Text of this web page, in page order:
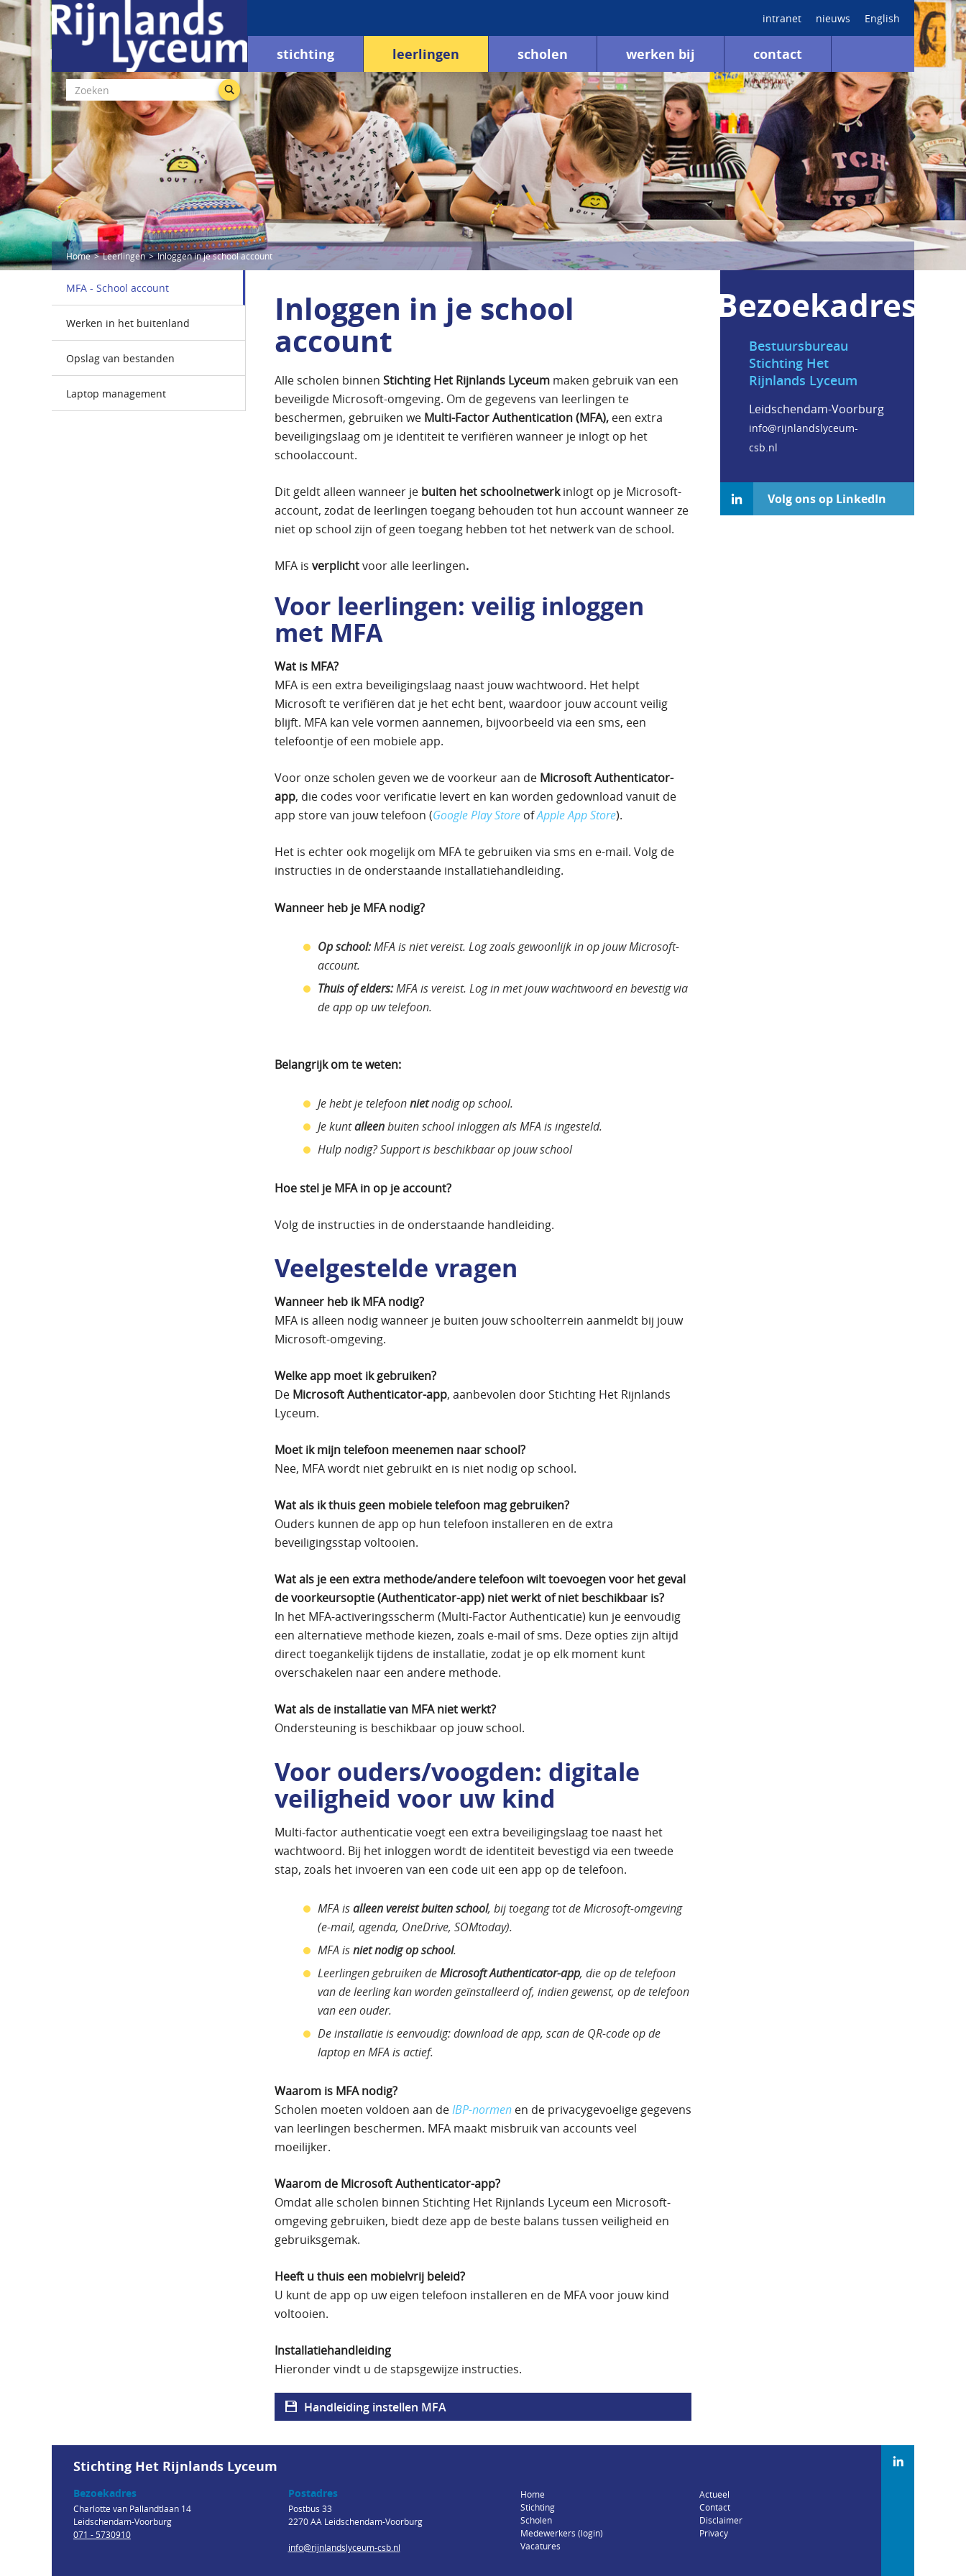
intranet nieuws English
stichting leerlingen scholen werken bij contact
Home Leerlingen Inloggen in je school account
Inloggen in je school
account
Alle scholen binnen Stichting Het Rijnlands Lyceum maken gebruik van een
beveiligde Microsoft-omgeving. Om de gegevens van leerlingen te
beschermen, gebruiken we Multi-Factor Authentication (MFA), een extra
beveiligingslaag om je identiteit te verifiëren wanneer je inlogt op het
schoolaccount.
Dit geldt alleen wanneer je buiten het schoolnetwerkinlogt op je Microsoft-
account, zodat de leerlingen toegang behouden tot hun account wanneer ze
niet op school zijn of geen toegang hebben tot het netwerk van de school.
MFA is verplichtvoor alle leerlingen.
Voor leerlingen: veilig inloggen
met MFA
Wat is MFA?
MFA is een extra beveiligingslaag naast jouw wachtwoord. Het helpt
Microsoft te verifiëren dat je het echt bent, waardoor jouw account veilig
blijft. MFA kan vele vormen aannemen, bijvoorbeeld via een sms, een
telefoontje of een mobiele app.
Voor onze scholen geven we de voorkeur aan de Microsoft Authenticator-
app, die codes voor verificatie levert en kan worden gedownload vanuit de
app store van jouw telefoon (Google Play Store ofApple App Store).
Het is echter ook mogelijk om MFA te gebruiken via sms en e-mail. Volg de
instructies in de onderstaande installatiehandleiding.
Wanneer heb je MFA nodig?
Op school:MFA is niet vereist. Log zoals gewoonlijk in op jouw Microsoft-
account.
Thuis of elders:MFA is vereist. Log in met jouw wachtwoord en bevestig via
de app op uw telefoon.
Belangrijk om te weten:
Je hebt je telefoonnietnodig op school.
Je kuntalleenbuiten school inloggen als MFA is ingesteld.
Hulp nodig? Support is beschikbaar op jouw school
Hoe stel je MFA in op je account?
Volg de instructies in de onderstaande handleiding.
Veelgestelde vragen
Wanneer heb ik MFA nodig?
MFA is alleen nodig wanneer je buiten jouw schoolterrein aanmeldt bij jouw
Microsoft-omgeving.
Welke app moet ik gebruiken?
De Microsoft Authenticator-app, aanbevolen door Stichting Het Rijnlands
Lyceum.
Moet ik mijn telefoon meenemen naar school?
Nee, MFA wordt niet gebruikt en is niet nodig op school.
Wat als ik thuis geen mobiele telefoon mag gebruiken?
Ouders kunnen de app op hun telefoon installeren en de extra
beveiligingsstap voltooien.
Wat als je een extra methode/andere telefoon wilt toevoegen voor het geval
de voorkeursoptie (Authenticator-app) niet werkt of niet beschikbaar is?
In het MFA-activeringsscherm (Multi-Factor Authenticatie) kun je eenvoudig
een alternatieve methode kiezen, zoals e-mail of sms. Deze opties zijn altijd
direct toegankelijk tijdens de installatie, zodat je op elk moment kunt
overschakelen naar een andere methode.
Wat als de installatie van MFA niet werkt?
Ondersteuning is beschikbaar op jouw school.
Voor ouders/voogden: digitale
veiligheid voor uw kind
Multi-factor authenticatie voegt een extra beveiligingslaag toe naast het
wachtwoord. Bij het inloggen wordt de identiteit bevestigd via een tweede
stap, zoals het invoeren van een code uit een app op de telefoon.
MFA isalleen vereist buiten school, bij toegang tot de Microsoft-omgeving
(e-mail, agenda, OneDrive, SOMtoday).
MFA isniet nodig op school.
Leerlingen gebruiken deMicrosoft Authenticator-app, die op de telefoon
van de leerling kan worden geïnstalleerd of, indien gewenst, op de telefoon
van een ouder.
De installatie is eenvoudig: download de app, scan de QR-code op de
laptop en MFA is actief.
Waarom is MFA nodig?
Scholen moeten voldoen aan deIBP-normen en de privacygevoelige gegevens
van leerlingen beschermen. MFA maakt misbruik van accounts veel
moeilijker.
Waarom de Microsoft Authenticator-app?
Omdat alle scholen binnen Stichting Het Rijnlands Lyceum een Microsoft-
omgeving gebruiken, biedt deze app de beste balans tussen veiligheid en
gebruiksgemak.
Heeft u thuis een mobielvrij beleid?
U kunt de app op uw eigen telefoon installeren en de MFA voor jouw kind
voltooien.
Installatiehandleiding
Hierondervindt u de stapsgewijze instructies.
Handleiding instellen MFA
MFA - School account
Werken in het buitenland
Opslag van bestanden
Laptop management
Bezoekadres
Bestuursbureau
Stichting Het
Rijnlands Lyceum
Leidschendam-Voorburg
info@rijnlandslyceum-
csb.nl
Volg ons op LinkedIn
Stichting Het Rijnlands Lyceum
Bezoekadres
Charlotte van Pallandtlaan 14
Leidschendam-Voorburg
071 - 5730910
Postadres
Postbus 33
2270 AA Leidschendam-Voorburg
info@rijnlandslyceum-csb.nl
Home
Stichting
Scholen
Medewerkers (login)
Vacatures
Actueel
Contact
Disclaimer
Privacy